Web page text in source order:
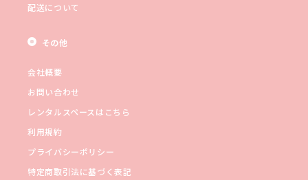
配送について
その他
会社概要
お問い合わせ
レンタルスペースはこちら
利用規約
プライバシーポリシー
特定商取引法に基づく表記